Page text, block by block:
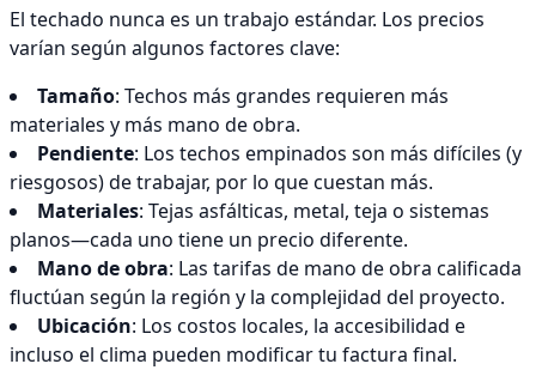
El techado nunca es un trabajo estándar. Los precios
varían según algunos factores clave:
Tamaño: Techos más grandes requieren más
materiales y más mano de obra.
Pendiente: Los techos empinados son más difíciles (y
riesgosos) de trabajar, por lo que cuestan más.
Materiales: Tejas asfálticas, metal, teja o sistemas
planos—cada uno tiene un precio diferente.
Mano de obra: Las tarifas de mano de obra calificada
fluctúan según la región y la complejidad del proyecto.
Ubicación: Los costos locales, la accesibilidad e
incluso el clima pueden modificar tu factura final.